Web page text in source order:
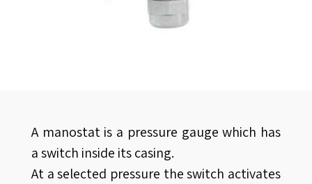
A manostat is a pressure gauge which has
a switch inside its casing.
At a selected pressure the switch activates